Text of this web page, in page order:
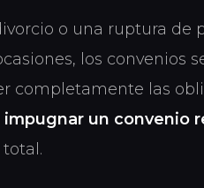
o una ruptura de
los convenios
completamente las
impugnar un convenio